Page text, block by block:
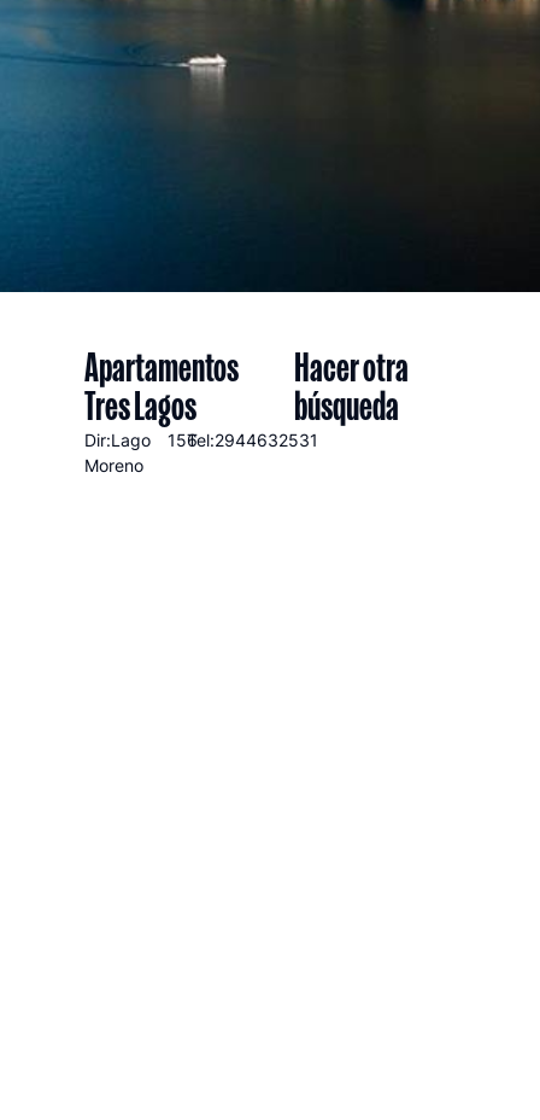
Apartamentos
Tres Lagos
Dir:Lago
Moreno
156Tel:2944632531
Hacer otra
búsqueda